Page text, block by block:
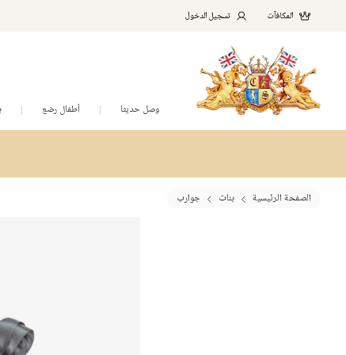
المكافآت تسجيل الدخول
وصل حديثا أطفال رضع
الصفحة الرئيسية بنات جوارب